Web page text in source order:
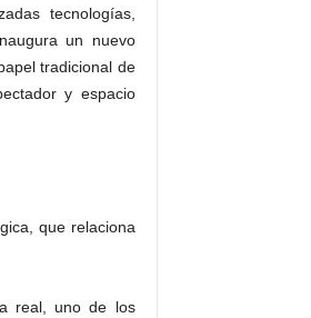
tecnologías,
un nuevo
tradicional de
y espacio
que relaciona
real, uno de los